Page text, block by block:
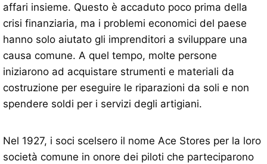
affari insieme. Questo è accaduto poco prima della
crisi finanziaria, ma i problemi economici del paese
hanno solo aiutato gli imprenditori a sviluppare una
causa comune. A quel tempo, molte persone
iniziarono ad acquistare strumenti e materiali da
costruzione per eseguire le riparazioni da soli e non
spendere soldi per i servizi degli artigiani.
Nel 1927, i soci scelsero il nome Ace Stores per la loro
società comune in onore dei piloti che parteciparono